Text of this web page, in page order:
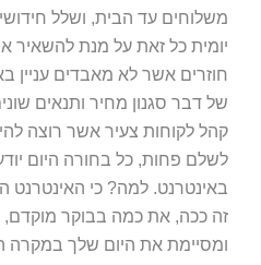
משלוחים עד הבית, ושלל
יומית כל זאת על מנת להשאיר
חוזרים אשר לא מאבדים עניין
של דבר סגנון מחיר ותנאים
קהל לקוחות צעיר אשר רוצה
לשלם פחות, כל בחורה היום
באינטרנט. למה? כי האינטרנט
זה ככה, את כמה בבוקר מוקדם,
ומסיימת את היום שלך